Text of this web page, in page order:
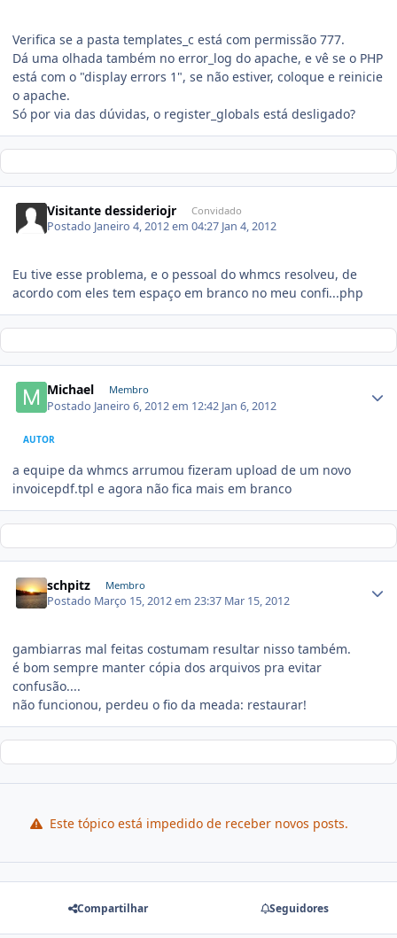
Verifica se a pasta templates_c está com permissão 777.
Dá uma olhada também no error_log do apache, e vê se o PHP
está com o "display errors 1", se não estiver, coloque e reinicie
o apache.
Só por via das dúvidas, o register_globals está desligado?
Visitante dessideriojr Convidado
Postado Janeiro 4, 2012 em 04:27 Jan 4, 2012
Eu tive esse problema, e o pessoal do whmcs resolveu, de
acordo com eles tem espaço em branco no meu confi...php
Michael Membro
Postado Janeiro 6, 2012 em 12:42 Jan 6, 2012
AUTOR
a equipe da whmcs arrumou fizeram upload de um novo
invoicepdf.tpl e agora não fica mais em branco
schpitz Membro
Postado Março 15, 2012 em 23:37 Mar 15, 2012
gambiarras mal feitas costumam resultar nisso também.
é bom sempre manter cópia dos arquivos pra evitar
confusão....
não funcionou, perdeu o fio da meada: restaurar!
Este tópico está impedido de receber novos posts.
Compartilhar Seguidores